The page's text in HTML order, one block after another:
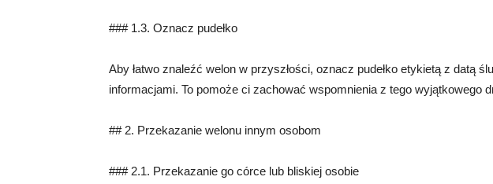
### 1.3. Oznacz pudełko
Aby łatwo znaleźć welon w przyszłości, oznacz pudełko etykietą z datą
informacjami. To pomoże ci zachować wspomnienia z tego wyjątkowego
## 2. Przekazanie welonu innym osobom
### 2.1. Przekazanie go córce lub bliskiej osobie